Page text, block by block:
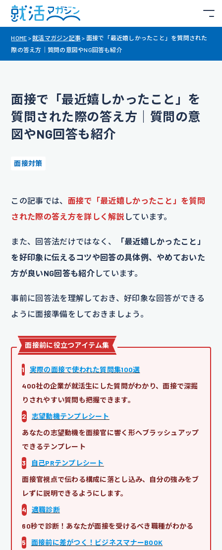
HOME >就活マガジン記事 > 面接で「最近嬉しかったこと」を質問された
際の答え方｜質問の意図やNG回答も紹介
面接で「最近嬉しかったこと」を
質問された際の答え方｜質問の意
図やNG回答も紹介
面接対策
この記事では、 面接で「最近嬉しかったこと」を質問
された際の答え方を詳しく解説 しています。
また、回答法だけではなく、
「最近嬉しかったこと」
を好印象に伝えるコツや回答の具体例、やめておいた
方が良いNG回答も紹介しています。
事前に回答法を理解しておき、好印象な回答ができる
ように面接準備をしておきましょう。
面接前に役立つアイテム集
1
実際の面接で使われた質問集100選
400社の企業が就活生にした質問がわかり、面接で深掘
りされやすい質問も把握できます。
2
志望動機テンプレシート
あなたの志望動機を面接官に響く形へブラッシュアップ
できるテンプレート
3
自己PRテンプレシート
面接官視点で伝わる構成に落とし込み、自分の強みをブ
レずに説明できるようにします。
4
適職診断
60秒で診断！あなたが面接を受けるべき職種がわかる
5
面接前に差がつく！ビジネスマナーBOOK